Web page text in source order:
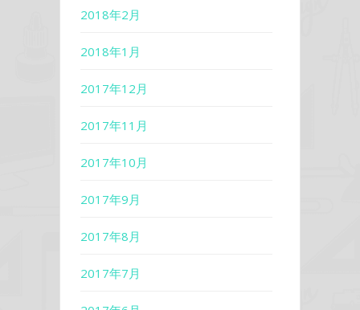
2018年2月
2018年1月
2017年12月
2017年11月
2017年10月
2017年9月
2017年8月
2017年7月